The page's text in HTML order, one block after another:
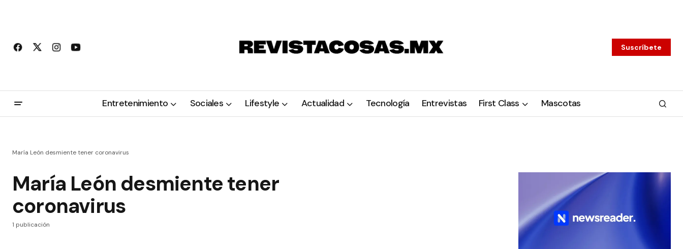
Suscríbete
Entretenimiento Sociales Lifestyle Actualidad Tecnología Entrevistas First Class Mascotas
María León desmiente tener coronavirus
María León desmiente tener
coronavirus
1 publicación